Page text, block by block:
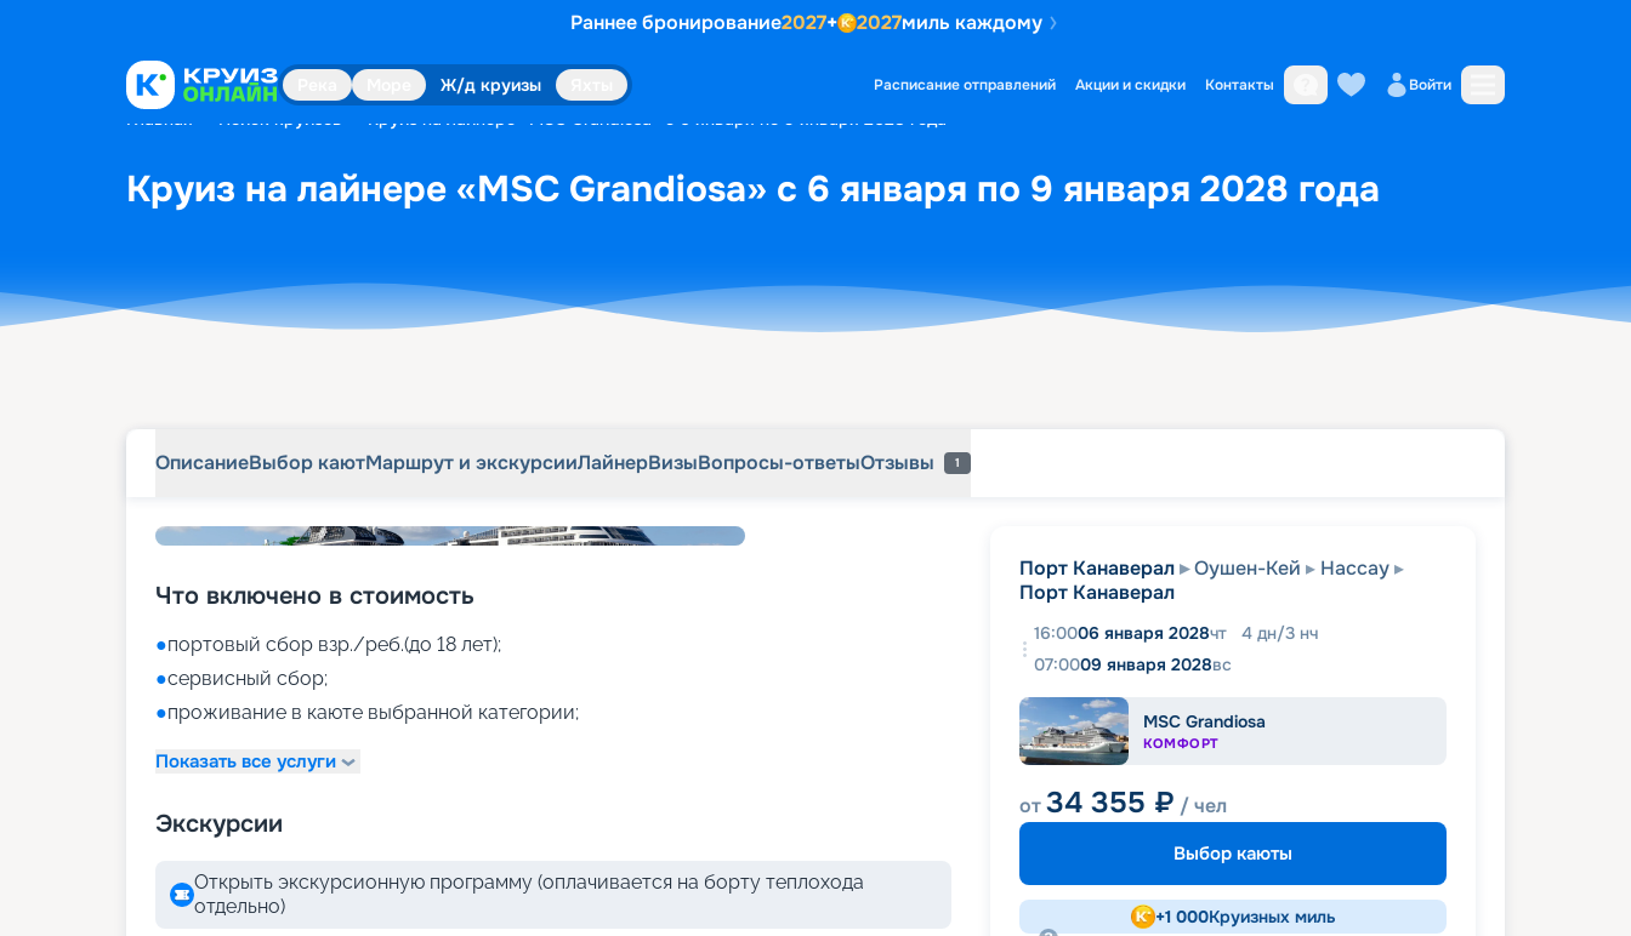
Раннее бронирование2027+ 2027миль каждому
Ж/д круизы Расписание отправлений Акции и скидки Контакты Войти
Главная Поиск круизов Круиз на лайнере «MSC Grandiosa» с 6 января по 9 января 2028 года
Круиз на лайнере «MSC Grandiosa» с 6 января по 9 января 2028 года
ОписаниеВыбор каютМаршрут и экскурсииЛайнерВизыВопросы-ответыОтзывы 1
Что включено в стоимость
●портовый сбор взр./реб.(до 18 лет);
●сервисный сбор;
●проживание в каюте выбранной категории;
Показать все услуги
Экскурсии
Открыть экскурсионную программу (оплачивается на борту теплохода
отдельно)
Порт Канаверал Оушен-Кей
Нассау
Порт Канаверал
16:0006 января 2028чт 4 дн/3 нч
07:0009 января 2028вс
MSC Grandiosa
КОМФОРТ
от34 355 ₽ / чел
Выбор каюты
+1 000Круизных миль